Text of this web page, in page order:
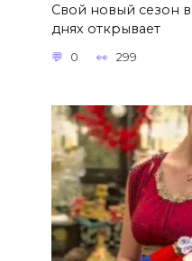
Свой новый сезон
днях открывает
0 299